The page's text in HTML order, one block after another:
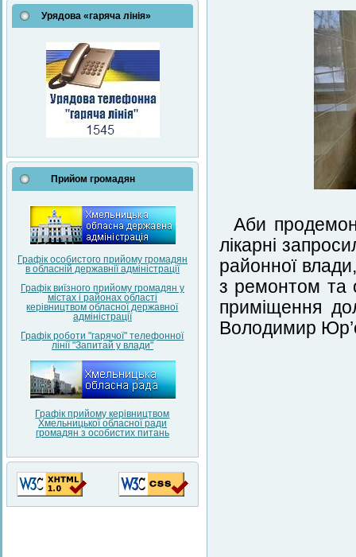
Урядова «гаряча лінія»
Прийом громадян
Графік особистого прийому громадян
в обласній державнії адміністрації
Графік виїзного прийому громадян у
містах і районах області
керівництвом обласної державної
адміністрації
Графік роботи "гарячої" телефонної
лінії "Запитай у влади"
Графік прийому керівництвом
Хмельницької обласної ради
громадян з особистих питань
Аби
лікарні
районної
з ремонтом та
приміщення
Володимир